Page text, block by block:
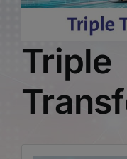
Triple